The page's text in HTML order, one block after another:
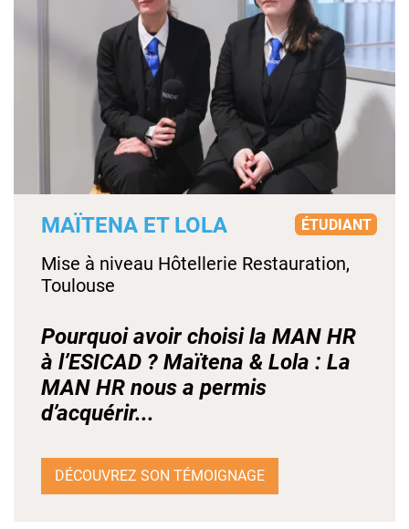
MAÏTENA ET LOLA ÉTUDIANT
Mise à niveau Hôtellerie Restauration,
Toulouse
Pourquoi avoir choisi la MAN HR
à l’ESICAD ? Maïtena & Lola : La
MAN HR nous a permis
d’acquérir...
DÉCOUVREZ SON TÉMOIGNAGE